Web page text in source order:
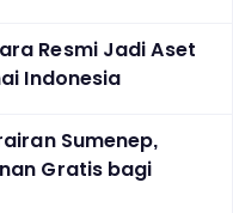
Resmi Jadi Aset
Indonesia
Sumenep,
Gratis bagi